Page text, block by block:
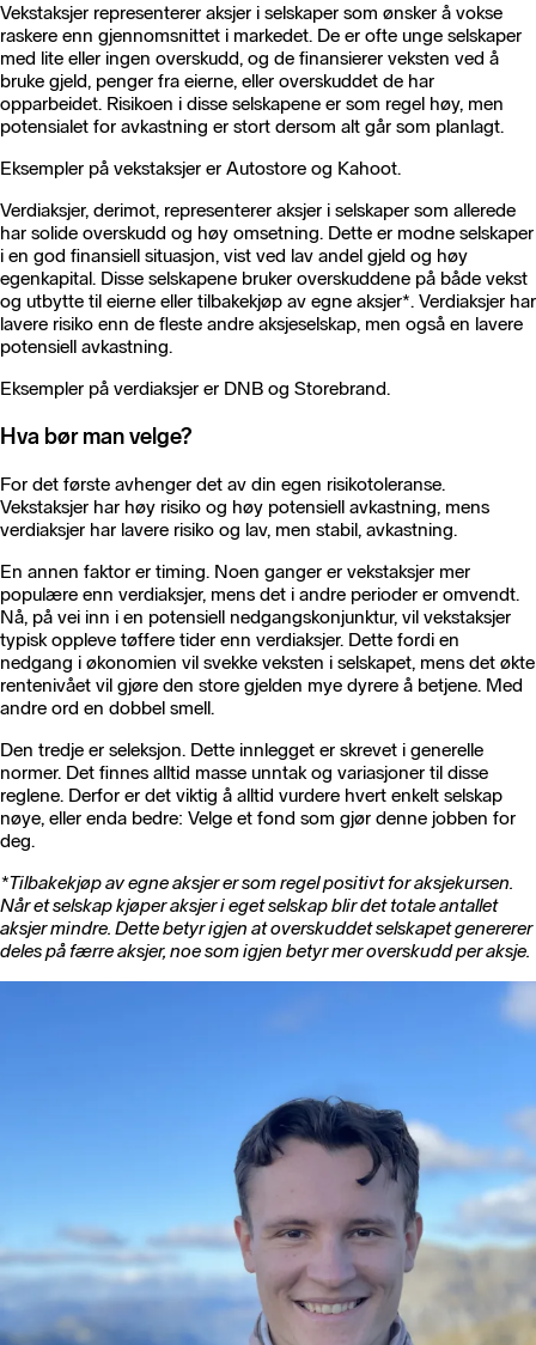
Vekstaksjer representerer aksjer i selskaper som ønsker å vokse
raskere enn gjennomsnittet i markedet. De er ofte unge selskaper
med lite eller ingen overskudd, og de finansierer veksten ved å
bruke gjeld, penger fra eierne, eller overskuddet de har
opparbeidet. Risikoen i disse selskapene er som regel høy, men
potensialet for avkastning er stort dersom alt går som planlagt.
Eksempler på vekstaksjer er Autostore og Kahoot.
Verdiaksjer, derimot, representerer aksjer i selskaper som allerede
har solide overskudd og høy omsetning. Dette er modne selskaper
i en god finansiell situasjon, vist ved lav andel gjeld og høy
egenkapital. Disse selskapene bruker overskuddene på både vekst
og utbytte til eierne eller tilbakekjøp av egne aksjer*. Verdiaksjer har
lavere risiko enn de fleste andre aksjeselskap, men også en lavere
potensiell avkastning.
Eksempler på verdiaksjer er DNB og Storebrand.
Hva bør man velge?
For det første avhenger det av din egen risikotoleranse.
Vekstaksjer har høy risiko og høy potensiell avkastning, mens
verdiaksjer har lavere risiko og lav, men stabil, avkastning.
En annen faktor er timing. Noen ganger er vekstaksjer mer
populære enn verdiaksjer, mens det i andre perioder er omvendt.
Nå, på vei inn i en potensiell nedgangskonjunktur, vil vekstaksjer
typisk oppleve tøffere tider enn verdiaksjer. Dette fordi en
nedgang i økonomien vil svekke veksten i selskapet, mens det økte
rentenivået vil gjøre den store gjelden mye dyrere å betjene. Med
andre ord en dobbel smell.
Den tredje er seleksjon. Dette innlegget er skrevet i generelle
normer. Det finnes alltid masse unntak og variasjoner til disse
reglene. Derfor er det viktig å alltid vurdere hvert enkelt selskap
nøye, eller enda bedre: Velge et fond som gjør denne jobben for
deg.
*Tilbakekjøp av egne aksjer er som regel positivt for aksjekursen.
Når et selskap kjøper aksjer i eget selskap blir det totale antallet
aksjer mindre. Dette betyr igjen at overskuddet selskapet genererer
deles på færre aksjer, noe som igjen betyr mer overskudd per aksje.